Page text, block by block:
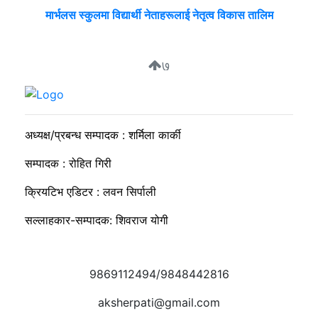
मार्भलस स्कुलमा विद्यार्थी नेताहरूलाई नेतृत्व विकास तालिम
७
सुदीप्ता क्यान्सर सर्भाइभर र्याम्प शो : जीवनले मृत्युलाई जितेको उत्सव
अध्यक्ष/प्रबन्ध सम्पादक : शर्मिला कार्की
सम्पादक : रोहित गिरी
क्रियटिभ एडिटर : लवन सिर्पाली
सल्लाहकार-सम्पादक: शिवराज योगी
9869112494/9848442816
aksherpati@gmail.com